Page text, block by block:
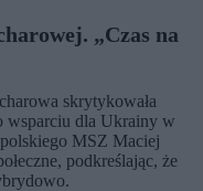
„Czas na
skrytykowała
wsparciu dla Ukrainy w
MSZ Maciej
podkreślając, że